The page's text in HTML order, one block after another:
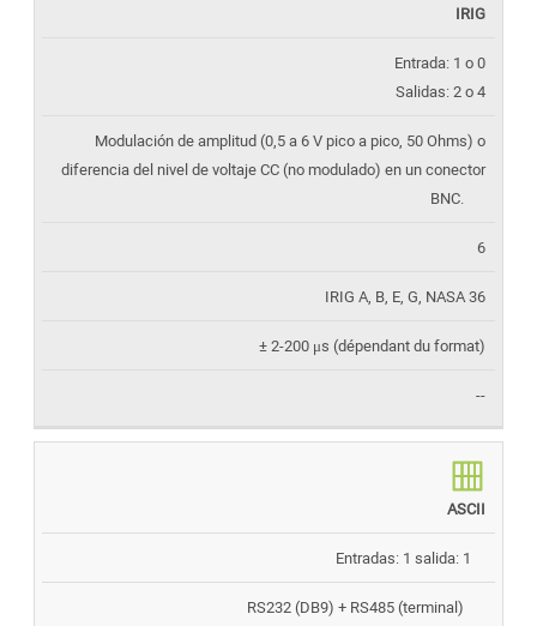
IRIG
Entrada: 1 o 0
Salidas: 2 o 4
Modulación de amplitud (0,5 a 6 V pico a pico, 50 Ohms) o
diferencia del nivel de voltaje CC (no modulado) en un conector
BNC.
6
IRIG A, B, E, G, NASA 36
± 2-200 μs (dépendant du format)
--
ASCII
Entradas: 1 salida: 1
RS232 (DB9) + RS485 (terminal)